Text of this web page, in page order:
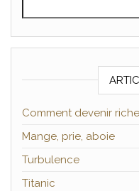
Comment devenir
Mange, prie, aboie
Turbulence
Titanic